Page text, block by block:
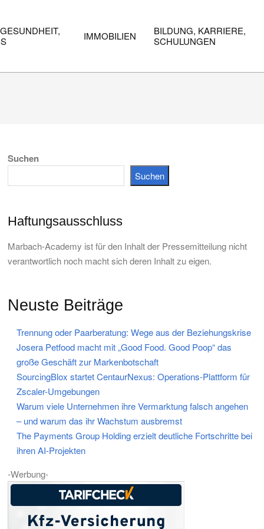
IMMOBILIEN
BILDUNG, KARRIERE,
SCHULUNGEN
Suchen
Suchen
Haftungsausschluss
Marbach-Academy ist für den Inhalt der Pressemitteilung nicht
verantwortlich noch macht sich deren Inhalt zu eigen.
Neuste Beiträge
Trennung oder Paarberatung: Wege aus der Beziehungskrise
Josera Petfood macht mit „Good Food. Good Poop“ das
große Geschäft zur Markenbotschaft
SourcingBlox startet CentaurNexus: Operations-Plattform für
Zscaler-Umgebungen
Warum viele Unternehmen ihre Vermarktung falsch angehen
– und warum das ihr Wachstum ausbremst
The Payments Group Holding erzielt deutliche Fortschritte bei
ihren AI-Projekten
-Werbung-